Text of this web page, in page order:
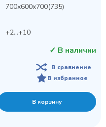
700х600х700(735)
+2...+10
✓ В наличии
В сравнение
В избранное
В корзину